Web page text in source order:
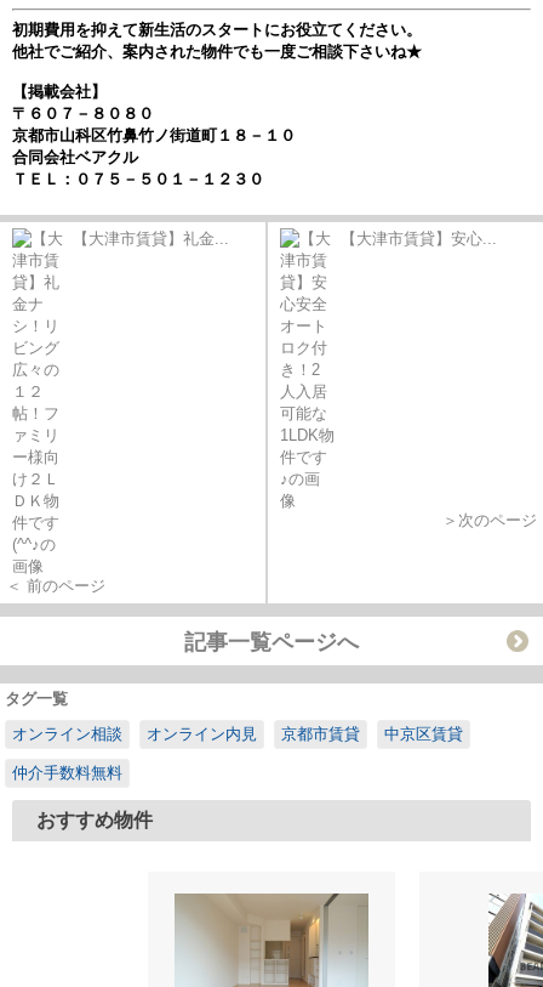
初期費用を抑えて新生活のスタートにお役立てください。
他社でご紹介、案内された物件でも一度ご相談下さいね★
【掲載会社】
〒６０７－８０８０
京都市山科区竹鼻竹ノ街道町１８－１０
合同会社ベアクル
ＴＥＬ：０７５－５０１－１２３０
【大津市賃貸】礼金...
＜ 前のページ
【大津市賃貸】安心...
＞次のページ
記事一覧ページへ
タグ一覧
オンライン相談
オンライン内見 京都市賃貸 中京区賃貸
仲介手数料無料
おすすめ物件